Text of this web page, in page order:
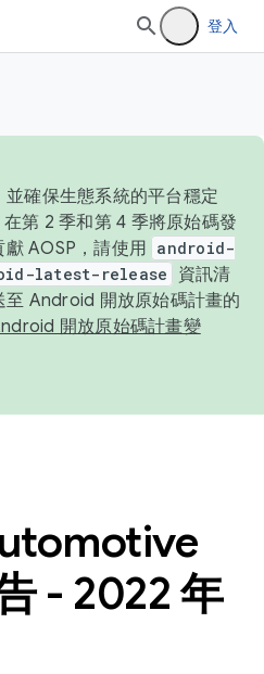
登入
確保生態系統的平台穩定
第 2 季和第 4 季將原始碼發
AOSP，請使用 android-
latest-release
資訊清
Android 開放原始碼計畫的
開放原始碼計畫變
- 2022 年